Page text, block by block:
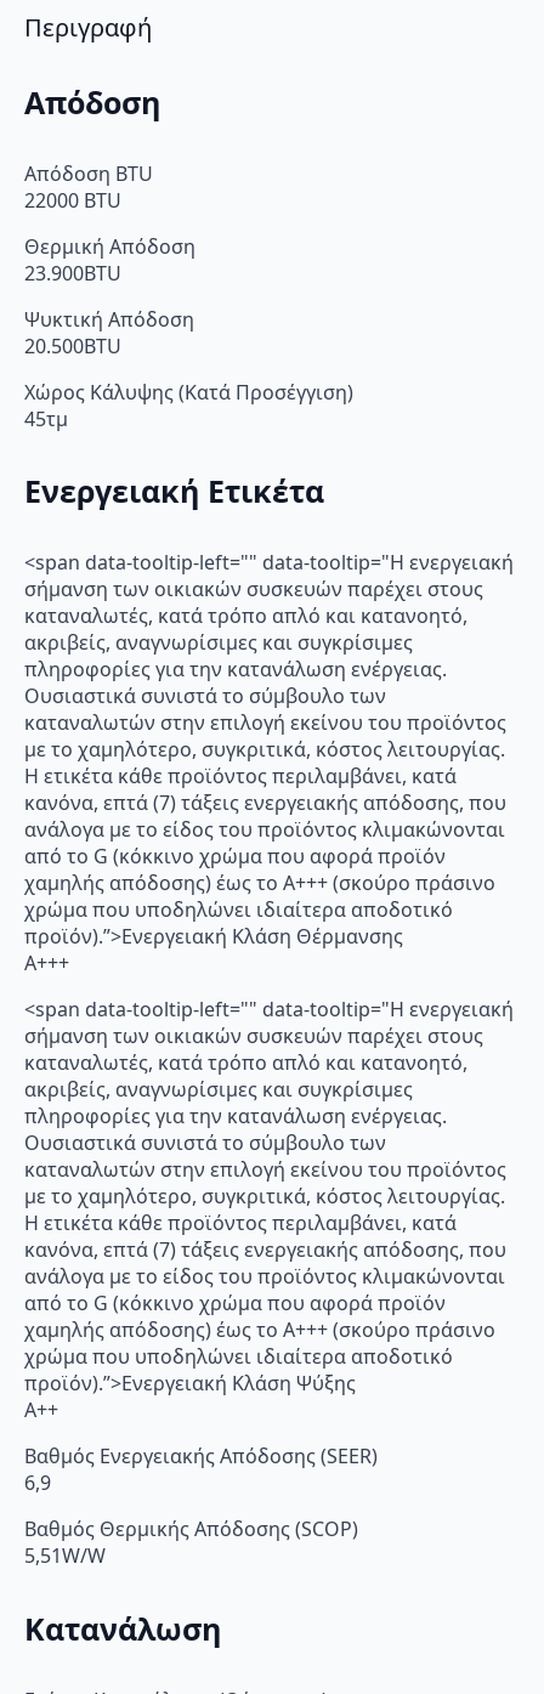
Περιγραφή
Απόδοση
Απόδοση BTU
22000 BTU
Θερμική Απόδοση
23.900BTU
Ψυκτική Απόδοση
20.500BTU
Χώρος Κάλυψης (Κατά Προσέγγιση)
45τμ
Ενεργειακή Ετικέτα
<span data-tooltip-left="" data-tooltip="Η ενεργειακή
σήμανση των οικιακών συσκευών παρέχει στους
καταναλωτές, κατά τρόπο απλό και κατανοητό,
ακριβείς, αναγνωρίσιμες και συγκρίσιμες
πληροφορίες για την κατανάλωση ενέργειας.
Ουσιαστικά συνιστά το σύμβουλο των
καταναλωτών στην επιλογή εκείνου του προϊόντος
με το χαμηλότερο, συγκριτικά, κόστος λειτουργίας.
Η ετικέτα κάθε προϊόντος περιλαμβάνει, κατά
κανόνα, επτά (7) τάξεις ενεργειακής απόδοσης, που
ανάλογα με το είδος του προϊόντος κλιμακώνονται
από το G (κόκκινο χρώμα που αφορά προϊόν
χαμηλής απόδοσης) έως το Α+++ (σκούρο πράσινο
χρώμα που υποδηλώνει ιδιαίτερα αποδοτικό
προϊόν).”>Ενεργειακή Κλάση Θέρμανσης
A+++
<span data-tooltip-left="" data-tooltip="Η ενεργειακή
σήμανση των οικιακών συσκευών παρέχει στους
καταναλωτές, κατά τρόπο απλό και κατανοητό,
ακριβείς, αναγνωρίσιμες και συγκρίσιμες
πληροφορίες για την κατανάλωση ενέργειας.
Ουσιαστικά συνιστά το σύμβουλο των
καταναλωτών στην επιλογή εκείνου του προϊόντος
με το χαμηλότερο, συγκριτικά, κόστος λειτουργίας.
Η ετικέτα κάθε προϊόντος περιλαμβάνει, κατά
κανόνα, επτά (7) τάξεις ενεργειακής απόδοσης, που
ανάλογα με το είδος του προϊόντος κλιμακώνονται
από το G (κόκκινο χρώμα που αφορά προϊόν
χαμηλής απόδοσης) έως το Α+++ (σκούρο πράσινο
χρώμα που υποδηλώνει ιδιαίτερα αποδοτικό
προϊόν).”>Ενεργειακή Κλάση Ψύξης
A++
Βαθμός Ενεργειακής Απόδοσης (SEER)
6,9
Βαθμός Θερμικής Απόδοσης (SCOP)
5,51W/W
Κατανάλωση